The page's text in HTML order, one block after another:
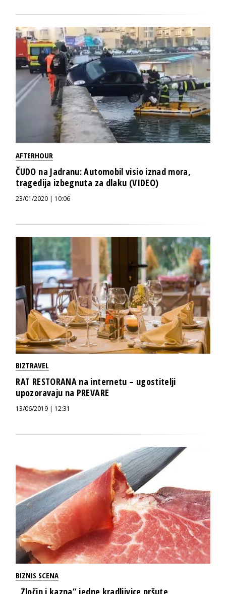
AFTERHOUR
ČUDO na Jadranu: Automobil visio iznad mora,
tragedija izbegnuta za dlaku (VIDEO)
23/01/2020 | 10:06
BIZTRAVEL
RAT RESTORANA na internetu – ugostitelji
upozoravaju na PREVARE
13/06/2019 | 12:31
BIZNIS SCENA